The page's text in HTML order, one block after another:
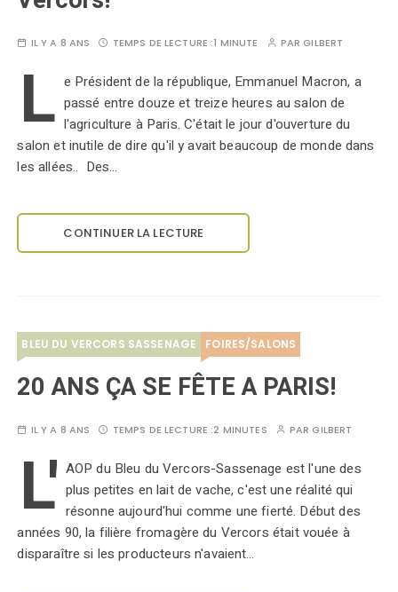
IL Y A 8 ANS TEMPS DE LECTURE :1 MINUTE PARGILBERT
L e Président de la république, Emmanuel Macron, a
passé entre douze et treize heures au salon de
l'agriculture à Paris. C'était le jour d'ouverture du
salon et inutile de dire qu'il y avait beaucoup de monde dans
les allées.. Des…
CONTINUER LA LECTURE
BLEU DU VERCORS SASSENAGE FOIRES/SALONS
20 ANS ÇA SE FÊTE A PARIS!
IL Y A 8 ANS TEMPS DE LECTURE :2 MINUTES PARGILBERT
L' AOP du Bleu du Vercors-Sassenage est l'une des
plus petites en lait de vache, c'est une réalité qui
résonne aujourd'hui comme une fierté. Début des
années 90, la filière fromagère du Vercors était vouée à
disparaître si les producteurs n'avaient…